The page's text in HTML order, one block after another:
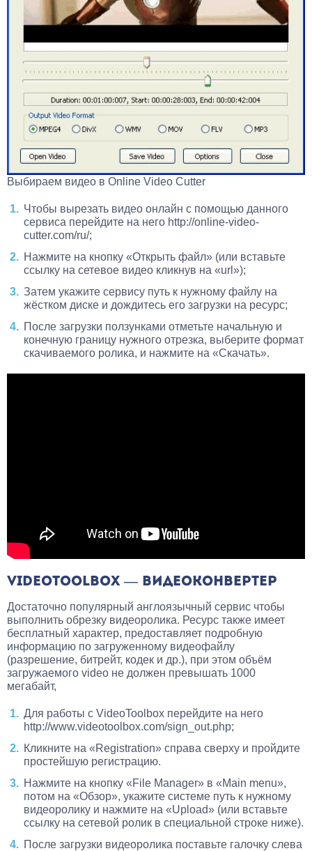
Выбираем видео в Online Video Cutter
Чтобы вырезать видео онлайн с помощью данного
сервиса перейдите на него http://online-video-
cutter.com/ru/;
Нажмите на кнопку «Открыть файл» (или вставьте
ссылку на сетевое видео кликнув на «url»);
Затем укажите сервису путь к нужному файлу на
жёстком диске и дождитесь его загрузки на ресурс;
После загрузки ползунками отметьте начальную и
конечную границу нужного отрезка, выберите формат
скачиваемого ролика, и нажмите на «Скачать».
VIDEOTOOLBOX — ВИДЕОКОНВЕРТЕР
Достаточно популярный англоязычный сервис чтобы
выполнить обрезку видеоролика. Ресурс также имеет
бесплатный характер, предоставляет подробную
информацию по загруженному видеофайлу
(разрешение, битрейт, кодек и др.), при этом объём
загружаемого video не должен превышать 1000
мегабайт,
Для работы с VideoToolbox перейдите на него
http://www.videotoolbox.com/sign_out.php;
Кликните на «Registration» справа сверху и пройдите
простейшую регистрацию.
Нажмите на кнопку «File Manager» в «Main menu»,
потом на «Обзор», укажите системе путь к нужному
видеоролику и нажмите на «Upload» (или вставьте
ссылку на сетевой ролик в специальной строке ниже).
После загрузки видеоролика поставьте галочку слева